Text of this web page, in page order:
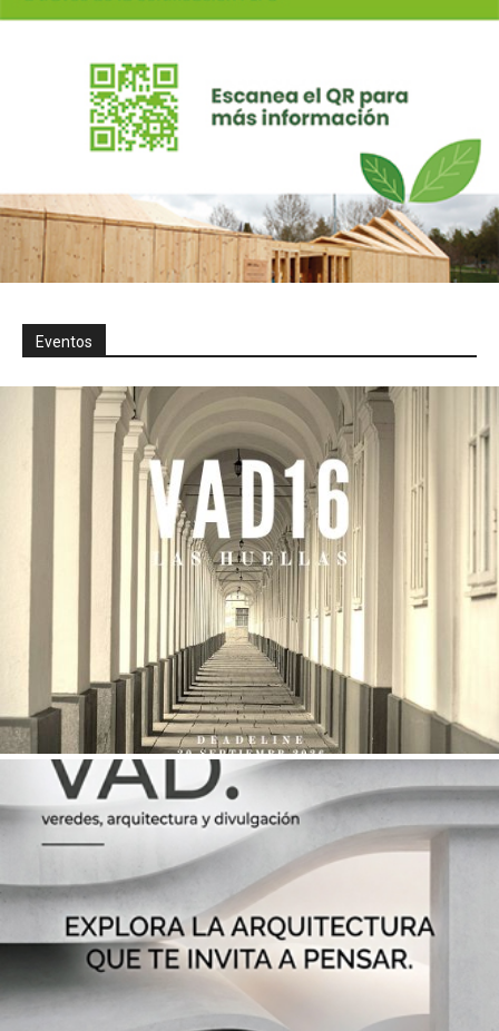
Eventos